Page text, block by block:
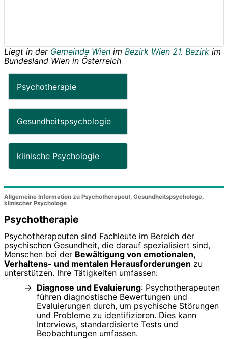
Liegt in der Gemeinde Wien im Bezirk Wien 21. Bezirk im
Bundesland Wien in Österreich
Psychotherapie
Gesundheitspsychologie
klinische Psychologie
Allgemeine Information zu Psychotherapeut, Gesundheitspsychologe,
klinischer Psychologe
Psychotherapie
Psychotherapeuten sind Fachleute im Bereich der
psychischen Gesundheit, die darauf spezialisiert sind,
Menschen bei der Bewältigung von emotionalen,
Verhaltens- und mentalen Herausforderungen zu
unterstützen. Ihre Tätigkeiten umfassen:
Diagnose und Evaluierung: Psychotherapeuten
führen diagnostische Bewertungen und
Evaluierungen durch, um psychische Störungen
und Probleme zu identifizieren. Dies kann
Interviews, standardisierte Tests und
Beobachtungen umfassen.